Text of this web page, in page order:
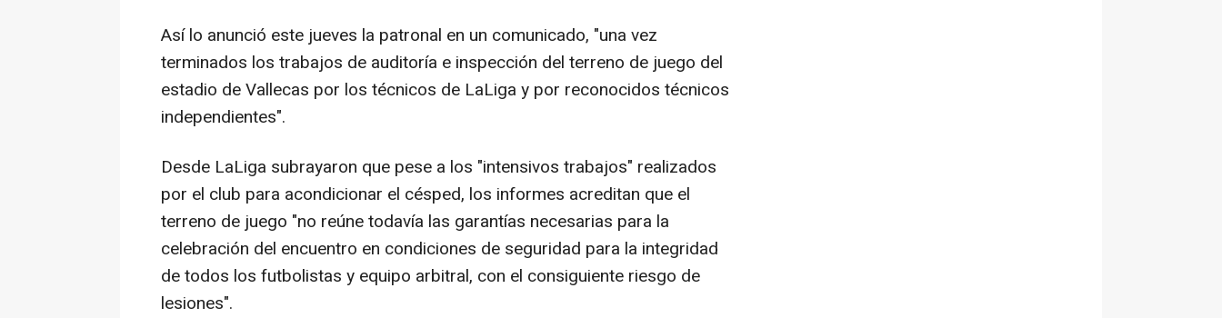
Así lo anunció este jueves la patronal en un comunicado, "una vez
terminados los trabajos de auditoría e inspección del terreno de juego del
estadio de Vallecas por los técnicos de LaLiga y por reconocidos técnicos
independientes".
Desde LaLiga subrayaron que pese a los "intensivos trabajos" realizados
por el club para acondicionar el césped, los informes acreditan que el
terreno de juego "no reúne todavía las garantías necesarias para la
celebración del encuentro en condiciones de seguridad para la integridad
de todos los futbolistas y equipo arbitral, con el consiguiente riesgo de
lesiones".